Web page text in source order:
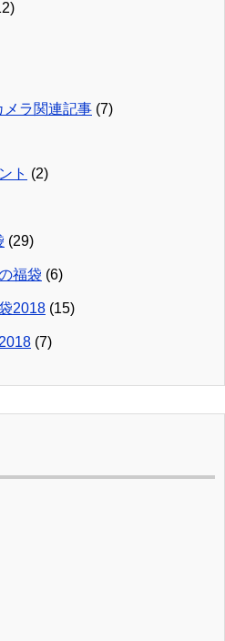
メラ関連記事 (7)
ト (2)
(29)
福袋 (6)
2018 (15)
(7)